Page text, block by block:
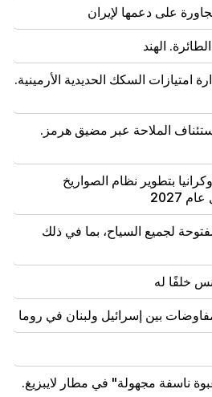
في كل مكان، لكن السبيل
تيغران أبراهاميان
"النشر"
"المتسول لن يكون له بطن؟"
في نظامهم الخاص
جلسة محكمة فيهابار؟ هناك وضع
في الجمعية الوطنية. "الناس"
على دعمها لإيران
امتيازات السكك الحديدية الأرمينية.
الملاحة عبر مضيق هرمز.
بتطوير نظام الصواريخ
2027
لجميع السياح، بما في ذلك
خلفًا له
بين إسرائيل ولبنان في روما
ناسفة مجهولة" في مطار لايبزيغ.